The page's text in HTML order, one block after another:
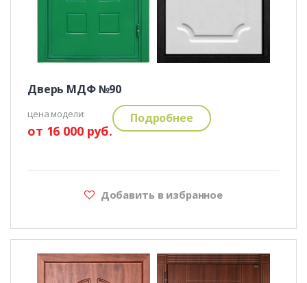
Дверь МДФ №90
цена модели:
от 16 000 руб.
Подробнее
Добавить в избранное